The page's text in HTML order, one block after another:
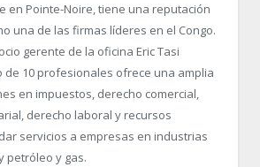
en Pointe-Noire, tiene una reputación
una de las firmas líderes en el Congo.
gerente de la oficina Eric Tasi
de 10 profesionales ofrece una amplia
en impuestos, derecho comercial,
derecho laboral y recursos
servicios a empresas en industrias
petróleo y gas.